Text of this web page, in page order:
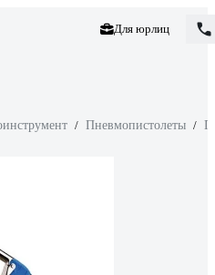
Для юрлиц
/ Пневмопистолеты /